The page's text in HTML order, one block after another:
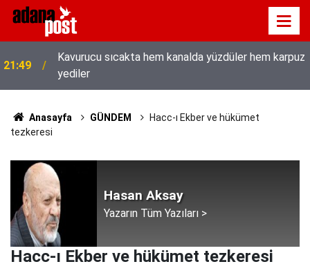
21:49
Kavurucu sıcakta hem kanalda yüzdüler hem karpuz
yediler
Anasayfa GÜNDEM
Hacc-ı Ekber ve hükümet
tezkeresi
Hasan Aksay
Yazarın Tüm Yazıları >
Hacc-ı Ekber ve hükümet tezkeresi